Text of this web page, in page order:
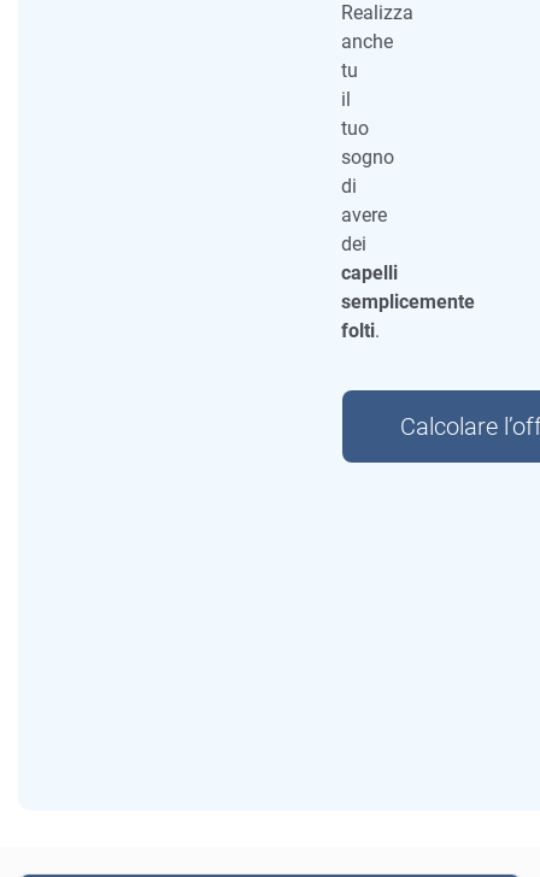
Realizza
anche
tu
il
tuo
sogno
di
avere
dei
capelli
semplicemente
folti.
Calcolare